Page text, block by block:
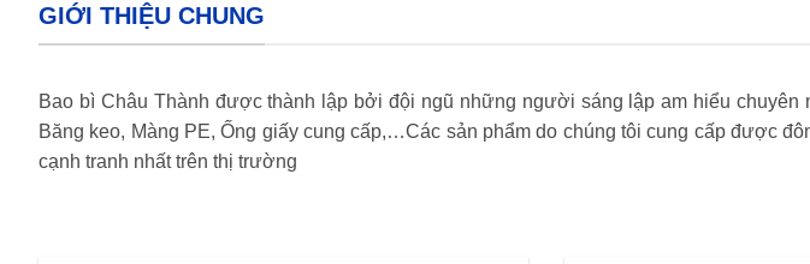
GIỚI THIỆU CHUNG
Bao bì Châu Thành được thành lập bởi đội ngũ những người sáng lập am hiểu
Băng keo, Màng PE, Ống giấy cung cấp,…Các sản phẩm do chúng tôi cung cấp được
cạnh tranh nhất trên thị trường